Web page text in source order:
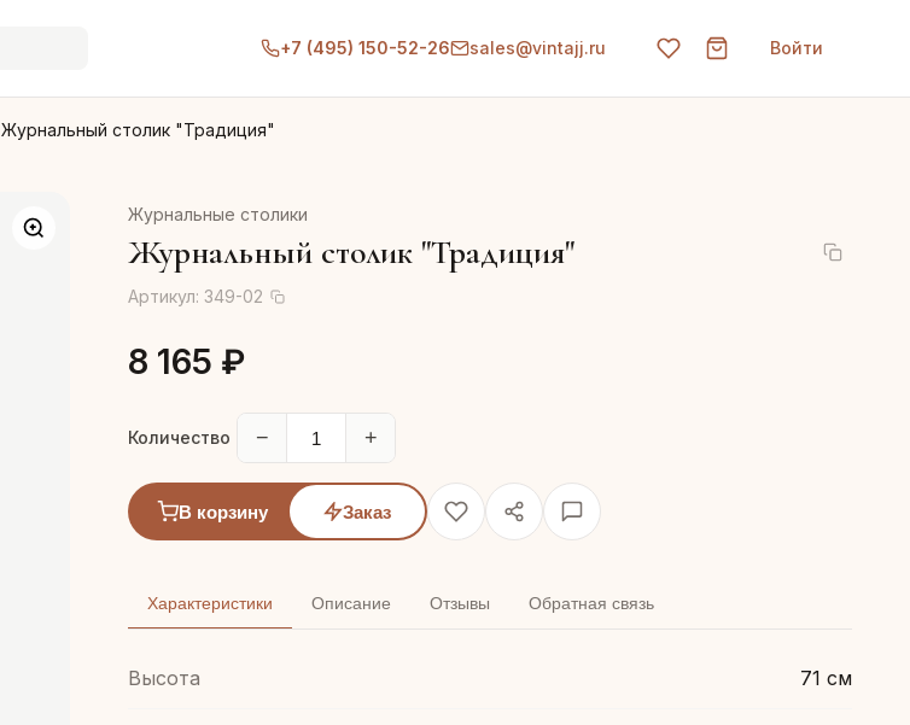
+7 (495) 150-52-26 sales@vintajj.ru Войти
Журнальный столик "Традиция"
Журнальные столики
Журнальный столик "Традиция"
Артикул: 349-02
8 165 ₽
Количество − +
В корзину Заказ
Характеристики Описание Отзывы Обратная связь
Высота 71 см